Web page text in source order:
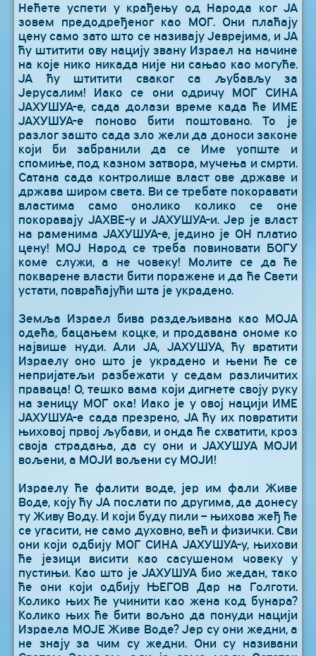
Нећете успети у крађењу од Народа ког ЈА
зовем предодређеног као МОГ. Они плаћају
цену само зато што се називају Јеврејима, и ЈА
ћу штитити ову нацију звану Израел на начине
на које нико никада није ни сањао као могуће.
ЈА ћу штитити сваког са љубављу за
Јерусалим! Иако се они одричу МОГ СИНА
ЈАХУШУА-е, сада долази време када ће ИМЕ
ЈАХУШУА-е поново бити поштовано. То је
разлог зашто сада зло жели да доноси законе
који би забранили да се Име уопште и
спомиње, под казном затвора, мучења и смрти.
Сатана сада контролише власт ове државе и
држава широм света. Ви се требате покоравати
властима само онолико колико се оне
покоравају ЈАХВЕ-у и ЈАХУШУА-и. Јер је власт
на раменима ЈАХУШУА-е, једино је ОН платио
цену! МОЈ Народ се треба повиновати БОГУ
коме служи, а не човеку! Молите се да ће
покварене власти бити поражене и да ће Свети
устати, повраћајући шта је украдено.
Земља Израел бива раздељивана као МОЈА
одећа, бацањем коцке, и продавана ономе ко
највише нуди. Али ЈА, ЈАХУШУА, ћу вратити
Израелу оно што је украдено и њени ће се
непријатељи разбежати у седам различитих
праваца! О, тешко вама који дигнете своју руку
на зеницу МОГ ока! Иако је у овој нацији ИМЕ
ЈАХУШУА-е сада презрено, ЈА ћу их повратити
њиховој првој љубави, и онда ће схватити, кроз
своја страдања, да су они и ЈАХУШУА МОЈИ
вољени, а МОЈИ вољени су МОЈИ!
Израелу ће фалити воде, јер им фали Живе
Воде, коју ћу ЈА послати по другима, да донесу
ту Живу Воду. И који буду пили – њихова жеђ ће
се угасити, не само духовно, већ и физички. Сви
они који одбију МОГ СИНА ЈАХУШУА-у, њихови
ће језици висити као сасушеном човеку у
пустињи. Као што је ЈАХУШУА био жедан, тако
ће они који одбију ЊЕГОВ Дар на Голготи.
Колико њих ће учинити као жена код бунара?
Колико њих ће бити вољно да понуди нацији
Израела МОЈЕ Живе Воде? Јер су они жедни, а
не знају за чим су жедни. Они су називани